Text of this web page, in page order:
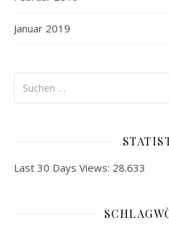
Januar 2019
Last 30 Days Views: 28.633